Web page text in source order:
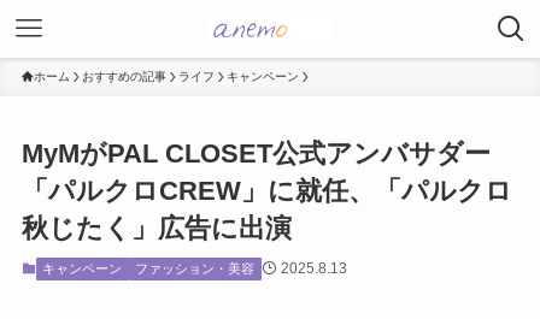
ホーム おすすめの記事 ライフ キャンペーン
MyMがPAL CLOSET公式アンバサダー
「パルクロCREW」に就任、「パルクロ
秋じたく」広告に出演
キャンペーン ファッション・美容 2025.8.13